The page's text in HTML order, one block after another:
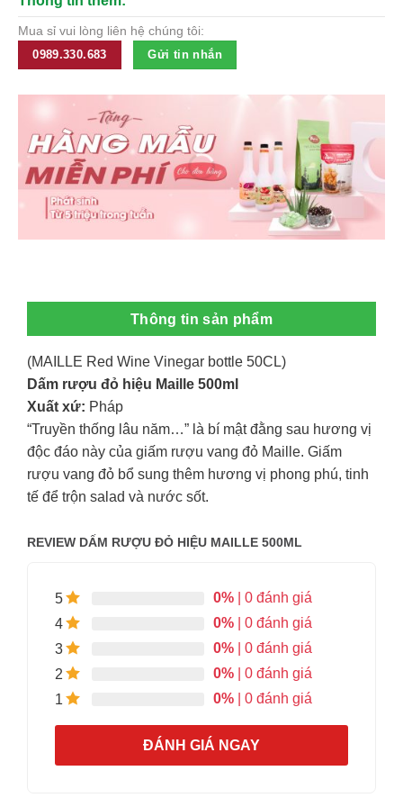
Mua sỉ vui lòng liên hệ chúng tôi:
0989.330.683
Gửi tin nhắn
Thông tin sản phẩm
(MAILLE Red Wine Vinegar bottle 50CL)
Dấm rượu đỏ hiệu Maille 500ml
Xuất xứ: Pháp
“Truyền thống lâu năm…” là bí mật đằng sau hương vị
độc đáo này của giấm rượu vang đỏ Maille. Giấm
rượu vang đỏ bổ sung thêm hương vị phong phú, tinh
tế để trộn salad và nước sốt.
REVIEW DẤM RƯỢU ĐỎ HIỆU MAILLE 500ML
5 0% | 0 đánh giá
4
0% | 0 đánh giá
3
0% | 0 đánh giá
2
0% | 0 đánh giá
1
0% | 0 đánh giá
ĐÁNH GIÁ NGAY